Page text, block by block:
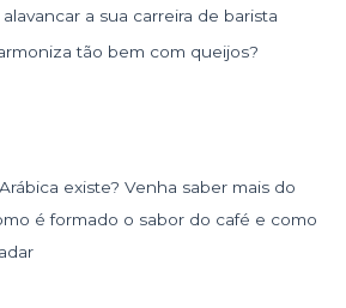
a sua carreira de barista
tão bem com queijos?
existe? Venha saber mais do
é formado o sabor do café e como